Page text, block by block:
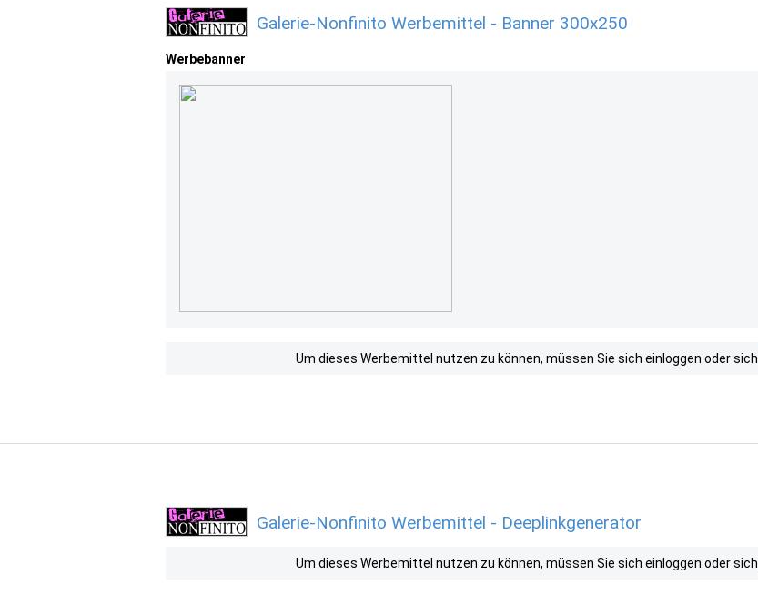
Galerie-Nonfinito Werbemittel - Banner 300x250
Werbebanner
Um dieses Werbemittel nutzen zu können, müssen Sie sich einloggen oder sich
Galerie-Nonfinito Werbemittel - Deeplinkgenerator
Um dieses Werbemittel nutzen zu können, müssen Sie sich einloggen oder sich